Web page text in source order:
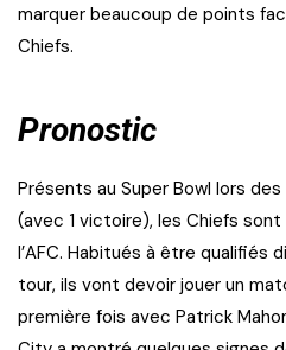
marquer beaucoup de points
Chiefs.
Pronostic
Présents au Super Bowl lors
(avec 1 victoire), les Chiefs
l’AFC. Habitués à être qualifiés
tour, ils vont devoir jouer un
première fois avec Patrick